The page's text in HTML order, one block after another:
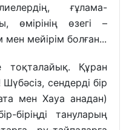
ғұлама-
өмірінің өзегі –
мейірім болған...
тоқталайық. Құран
сендерді бір
мен Хауа анадан)
біріңді тануларың